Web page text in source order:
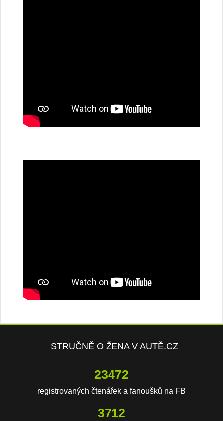
STRUČNĚ O ŽENA V AUTĚ.CZ
23472
registrovaných čtenářek a fanoušků na FB
3712